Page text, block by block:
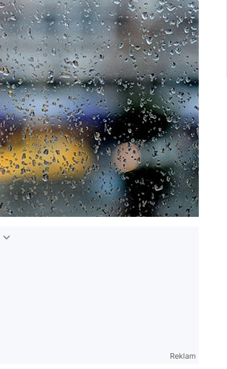
Reklam